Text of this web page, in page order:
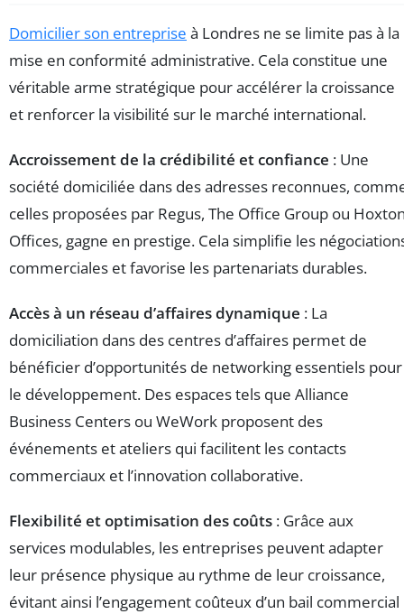
Domicilier son entreprise à Londres ne se limite pas à la
mise en conformité administrative. Cela constitue une
véritable arme stratégique pour accélérer la croissance
et renforcer la visibilité sur le marché international.
Accroissement de la crédibilité et confiance : Une
société domiciliée dans des adresses reconnues,
celles proposées par Regus, The Office Group ou
Offices, gagne en prestige. Cela simplifie les
commerciales et favorise les partenariats durables.
Accès à un réseau d’affaires dynamique : La
domiciliation dans des centres d’affaires permet de
bénéficier d’opportunités de networking essentiels pour
le développement. Des espaces tels que Alliance
Business Centers ou WeWork proposent des
événements et ateliers qui facilitent les contacts
commerciaux et l’innovation collaborative.
Flexibilité et optimisation des coûts : Grâce aux
services modulables, les entreprises peuvent adapter
leur présence physique au rythme de leur croissance,
évitant ainsi l’engagement coûteux d’un bail commercial